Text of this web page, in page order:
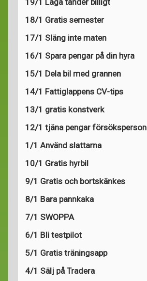
19/1 Laga tänder billigt
18/1 Gratis semester
17/1 Släng inte maten
16/1 Spara pengar på din hyra
15/1 Dela bil med grannen
14/1 Fattiglappens CV-tips
13/1 gratis konstverk
12/1 tjäna pengar försöksperson
1/1 Använd slattarna
10/1 Gratis hyrbil
9/1 Gratis och bortskänkes
8/1 Bara pannkaka
7/1 SWOPPA
6/1 Bli testpilot
5/1 Gratis träningsapp
4/1 Sälj på Tradera